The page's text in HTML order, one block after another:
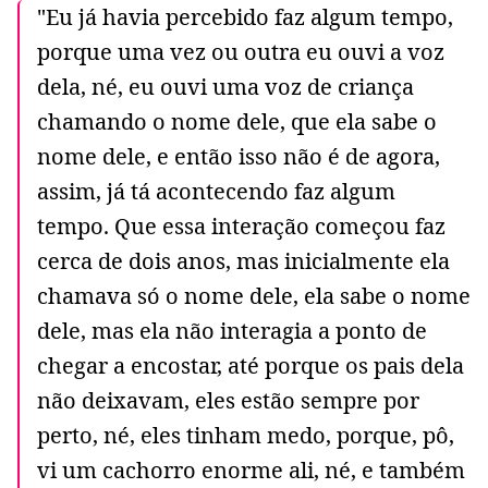
"Eu já havia percebido faz algum tempo,
porque uma vez ou outra eu ouvi a voz
dela, né, eu ouvi uma voz de criança
chamando o nome dele, que ela sabe o
nome dele, e então isso não é de agora,
assim, já tá acontecendo faz algum
tempo. Que essa interação começou faz
cerca de dois anos, mas inicialmente ela
chamava só o nome dele, ela sabe o nome
dele, mas ela não interagia a ponto de
chegar a encostar, até porque os pais dela
não deixavam, eles estão sempre por
perto, né, eles tinham medo, porque, pô,
vi um cachorro enorme ali, né, e também